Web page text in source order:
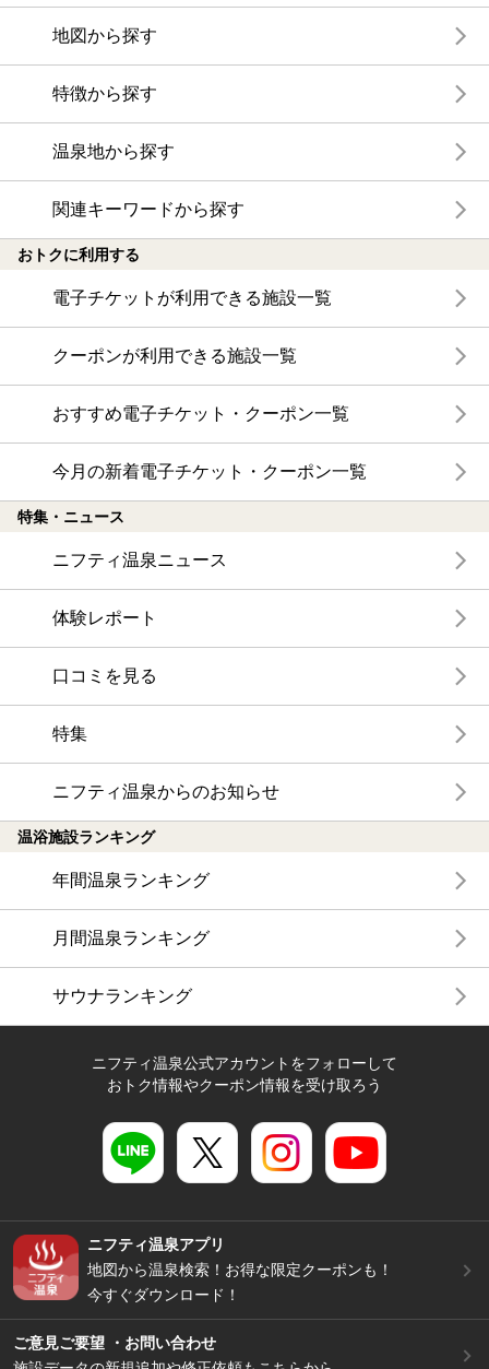
地図から探す
特徴から探す
温泉地から探す
関連キーワードから探す
おトクに利用する
電子チケットが利用できる施設一覧
クーポンが利用できる施設一覧
おすすめ電子チケット・クーポン一覧
今月の新着電子チケット・クーポン一覧
特集・ニュース
ニフティ温泉ニュース
体験レポート
口コミを見る
特集
ニフティ温泉からのお知らせ
温浴施設ランキング
年間温泉ランキング
月間温泉ランキング
サウナランキング
ニフティ温泉公式アカウントをフォローして
おトク情報やクーポン情報を受け取ろう
ニフティ温泉アプリ
地図から温泉検索！お得な限定クーポンも！
今すぐダウンロード！
ご意見ご要望 ・お問い合わせ